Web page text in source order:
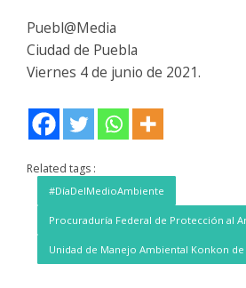
Puebl@Media
Ciudad de Puebla
Viernes 4 de junio de 2021.
Related tags :
#DíaDelMedioAmbiente
Procuraduría Federal de Protección al
Unidad de Manejo Ambiental Konkon de